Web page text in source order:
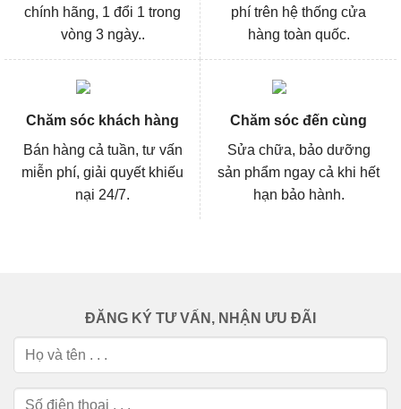
chính hãng, 1 đổi 1 trong
vòng 3 ngày..
phí trên hệ thống cửa
hàng toàn quốc.
Chăm sóc khách hàng
Bán hàng cả tuần, tư vấn
miễn phí, giải quyết khiếu
nại 24/7.
Chăm sóc đến cùng
Sửa chữa, bảo dưỡng
sản phẩm ngay cả khi hết
hạn bảo hành.
ĐĂNG KÝ TƯ VẤN, NHẬN ƯU ĐÃI